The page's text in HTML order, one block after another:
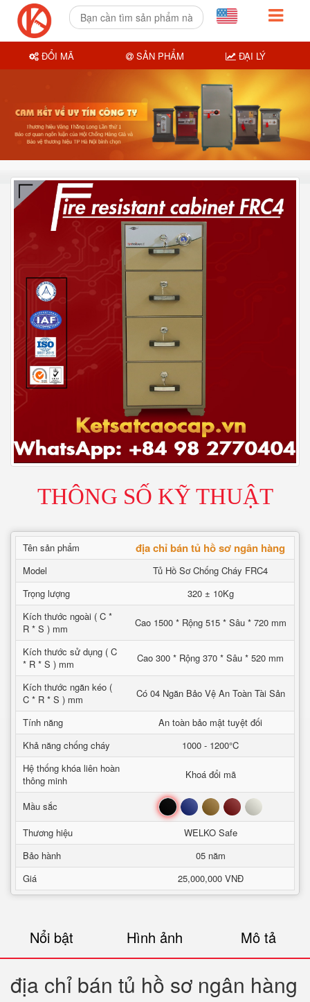
THÔNG SỐ KỸ THUẬT
Tên sản phẩm địa chỉ bán tủ hồ sơ ngân hàng
Model
Tủ Hồ Sơ Chống Cháy FRC4
Trọng lượng
320 ± 10Kg
Kích thước ngoài ( C *
R * S ) mm
Cao 1500 * Rộng 515 * Sâu * 720 mm
Kích thước sử dụng ( C
* R * S ) mm
Cao 300 * Rộng 370 * Sâu * 520 mm
Kích thước ngăn kéo (
C * R * S ) mm
Có 04 Ngăn Bảo Vệ An Toàn Tài Sản
Tính năng
An toàn bảo mật tuyệt đối
Khả năng chống cháy
1000 - 1200°C
Hệ thống khóa liên hoàn
thông minh
Khoá đổi mã
Mầu sắc Đen Xanh Nâu Đỏ Trắng
Thương hiệu
WELKO Safe
Bảo hành
05 năm
Giá
25,000,000 VNĐ
Nổi bật Hình ảnh Mô tả
địa chỉ bán tủ hồ sơ ngân hàng
ĐỔI MÃ SẢN PHẨM ĐẠI LÝ